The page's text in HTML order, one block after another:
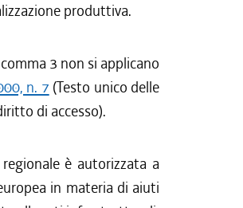
produttiva.
3 non si applicano
n. 7 (Testo unico delle
di accesso).
è autorizzata a
in materia di aiuti